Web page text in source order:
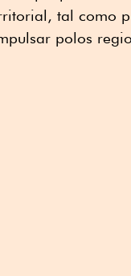
tal como
polos